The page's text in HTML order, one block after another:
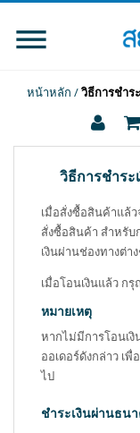
หน้าหลัก /วิธีการชำร
วิธีการชำระ
เมื่อสั่งซื้อสินค้าแล้ว
สั่งซื้อสินค้า สำหรับ
เงินผ่านช่องทางต่า
เมื่อโอนเงินแล้ว ก
หมายเหตุ
หากไม่มีการโอนเ
ออเดอร์ดังกล่าว เ
ไป
ชำระเงินผ่านธน